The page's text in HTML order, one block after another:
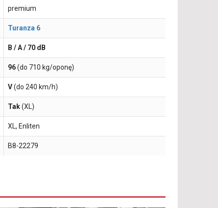
premium
Turanza 6
B / A / 70 dB
96(do 710 kg/oponę)
V(do 240 km/h)
Tak(XL)
XL, Enliten
B8-22279